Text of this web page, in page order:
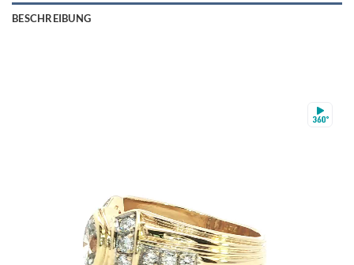
BESCHREIBUNG